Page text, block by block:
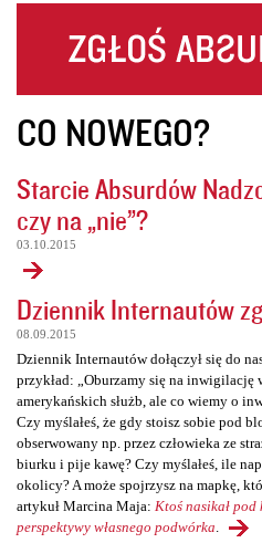
CO NOWEGO?
Starcie Absurdów
czy na „nie”?
03.10.2015
Dziennik Internautów
08.09.2015
Dziennik Internautów dołączył się do
przykład: „Oburzamy się na inwigilację
amerykańskich służb, ale co wiemy o
Czy myślałeś, że gdy stoisz sobie pod
obserwowany np. przez człowieka ze
biurku i pije kawę? Czy myślałeś, ile
okolicy? A może spojrzysz na mapkę,
artykuł Marcina Maja: Ktoś nasikał
perspektywy własnego podwórka